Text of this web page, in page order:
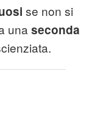
se non si
una seconda